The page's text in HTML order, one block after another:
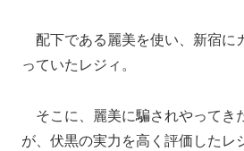
配下である麗美を使い、新宿に
っていたレジィ。
そこに、麗美に騙されやってき
が、伏黒の実力を高く評価したレ